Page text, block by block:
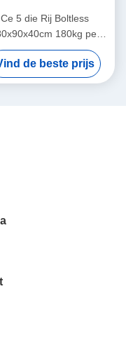
Ce 5 die Rij Boltless
180kg per
in Garage opschorten
de beste prijs